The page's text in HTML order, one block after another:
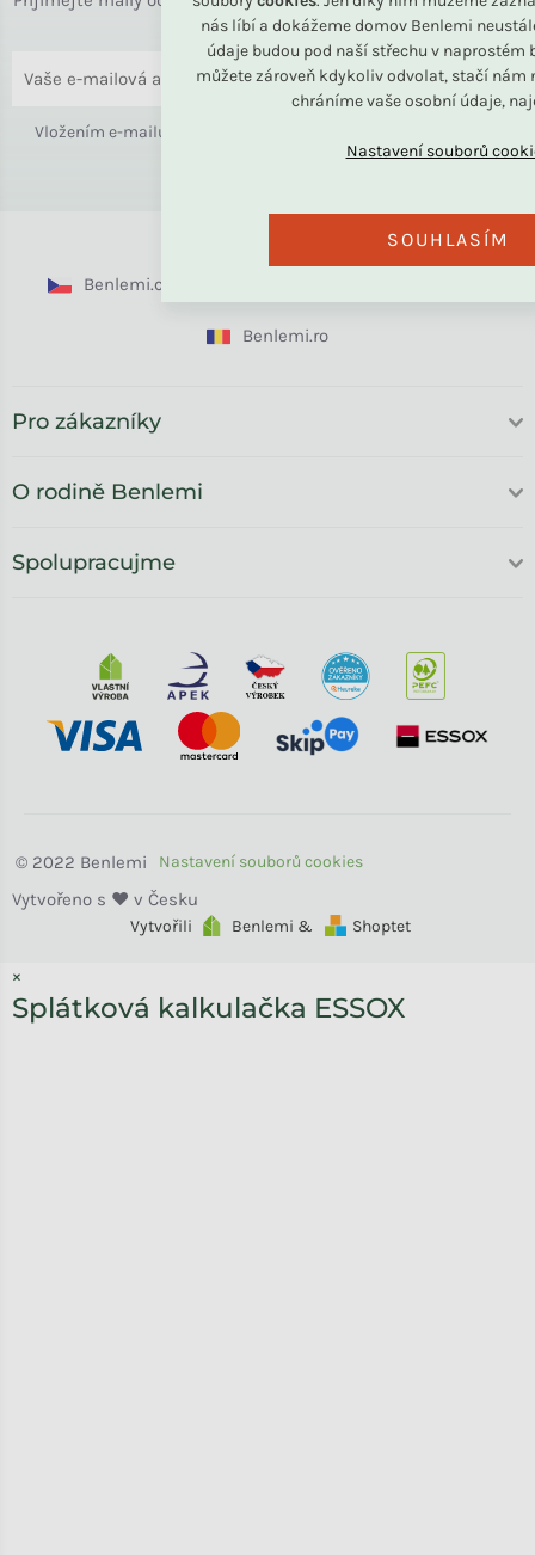
nás líbí a dokážeme domov Benlemi
údaje budou pod naší střechu v naprostém
můžete zároveň kdykoliv odvolat, stačí nám
chráníme vaše osobní údaje,
SOUHLASÍM
o bydlení i slevách.
ODESLAT
Vložením e-mailu souhlasíte s
Benlemi.cz
Benlemi.ro
Pro zákazníky
O rodině Benlemi
Spolupracujme
Vytvořili Benlemi & Shoptet
Benlemi
×
Splátková kalkulačka ESSOX